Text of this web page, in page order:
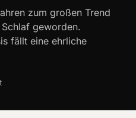
zum großen Trend
geworden.
fällt eine ehrliche